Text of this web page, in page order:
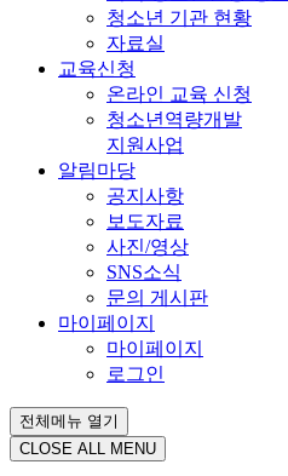
청소년 기관 현황
자료실
교육신청
온라인 교육 신청
청소년역량개발
지원사업
알림마당
공지사항
보도자료
사진/영상
SNS소식
문의 게시판
마이페이지
마이페이지
로그인
전체메뉴 열기
CLOSE ALL MENU